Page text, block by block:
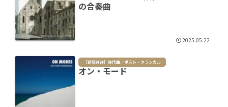
の合奏曲
2025.05.22
［新譜月評］現代曲／ポスト・クラシカル
オン・モード